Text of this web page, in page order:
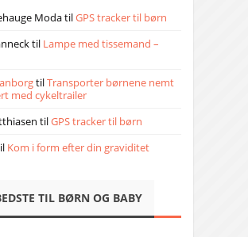
ModatilGPS tracker til børn
til Lampe med tissemand –
tilTransporter børnene nemt
med cykeltrailer
tilGPS tracker til børn
Kom i form efter din graviditet
TIL BØRN OG BABY